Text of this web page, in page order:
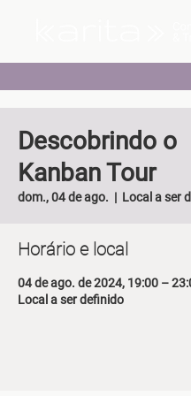
Descobrindo o
Kanban Tour
dom., 04 de ago.
  |
Local a ser
Horário e local
04 de ago. de 2024, 19:00 –
Local a ser definido